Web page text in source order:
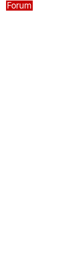
Forum